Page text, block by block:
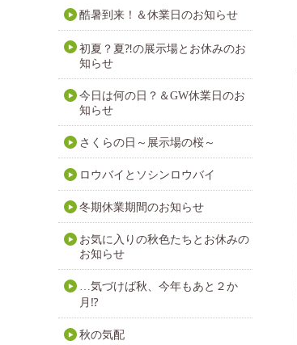
酷暑到来！＆休業日のお知らせ
初夏？夏⁈の展示場とお休みのお
知らせ
今日は何の日？＆GW休業日のお
知らせ
さくらの日～展示場の桜～
ロウバイとソシンロウバイ
冬期休業期間のお知らせ
お気に入りの秋色たちとお休みの
お知らせ
…気づけば秋、今年もあと２か
月⁉
秋の気配